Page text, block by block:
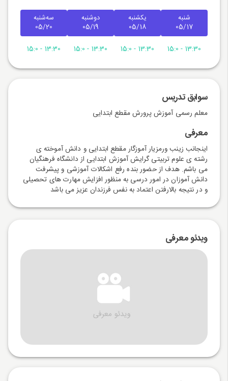
شنبه
05/17
13:30 - 15:0
یکشنبه
05/18
13:30 - 15:0
دوشنبه
05/19
13:30 - 15:0
سه‌شنبه
05/20
13:30 - 15:0
سوابق تدریس
معلم رسمی آموزش پرورش مقطع ابتدایی
معرفی
اینجانب زینب ورمزیار آموزگار مقطع ابتدایی و دانش آموخته ی
رشته ی علوم تربیتی گرایش آموزش ابتدایی از دانشگاه فرهنگیان
می باشم. هدف از حضور بنده رفع اشکالات آموزشی و پیشرفت
دانش آموزان در امور درسی به منظور افزایش مهارت های تحصیلی
و در نتیجه بالارفتن اعتماد به نفس فرزندان عزیز می باشد
ویدئو معرفی